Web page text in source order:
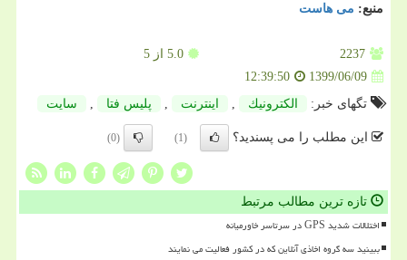
منبع: می هاست
2237
5.0 از 5
1399/06/09
12:39:50
تگهای خبر:
الكترونیك , اینترنت , پلیس فتا , سایت
این مطلب را می پسندید؟ (1)
(0)
تازه ترین مطالب مرتبط
اختلالات شدید GPS در سرتاسر خاورمیانه
ببینید سه گروه اخاذی آنلاین که در کشور فعالیت می نمایند